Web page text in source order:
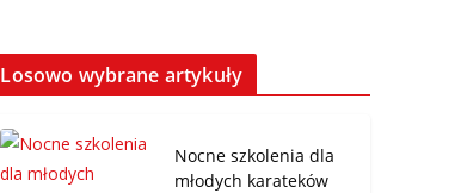
Losowo wybrane artykuły
Nocne szkolenia dla
młodych karateków